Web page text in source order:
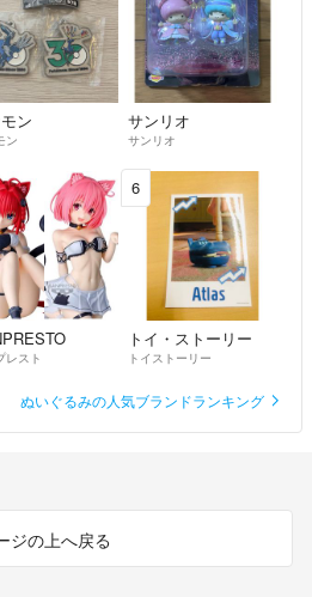
ン
ン
サンリオ
サンリオ
レスト
6
トイ・ストーリー
トイストーリー
ぬいぐるみの人気ブランドランキング
ジの上へ戻る